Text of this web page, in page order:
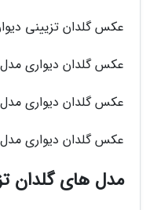
عکس گلدان تزیینی
عکس گلدان دیواری
عکس گلدان دیواری
عکس گلدان دیواری
مدل های گلدان